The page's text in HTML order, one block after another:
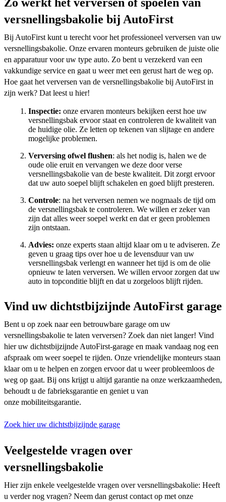
versnellingsbakolie bij AutoFirst
Bij AutoFirst kunt u terecht voor het professioneel verversen van uw
versnellingsbakolie. Onze ervaren monteurs gebruiken de juiste olie
en apparatuur voor uw type auto. Zo bent u verzekerd van een
vakkundige service en gaat u weer met een gerust hart de weg op.
Hoe gaat het verversen van de versnellingsbakolie bij AutoFirst in
zijn werk? Dat leest u hier!
Inspectie: onze ervaren monteurs bekijken eerst hoe uw
versnellingsbak ervoor staat en controleren de kwaliteit van
de huidige olie. Ze letten op tekenen van slijtage en andere
mogelijke problemen.
Verversing ofwel flushen: als het nodig is, halen we de
oude olie eruit en vervangen we deze door verse
versnellingsbakolie van de beste kwaliteit. Dit zorgt ervoor
dat uw auto soepel blijft schakelen en goed blijft presteren.
Controle: na het verversen nemen we nogmaals de tijd om
de versnellingsbak te controleren. We willen er zeker van
zijn dat alles weer soepel werkt en dat er geen problemen
zijn ontstaan.
Advies: onze experts staan altijd klaar om u te adviseren. Ze
geven u graag tips over hoe u de levensduur van uw
versnellingsbak verlengt en wanneer het tijd is om de olie
opnieuw te laten verversen. We willen ervoor zorgen dat uw
auto in topconditie blijft en dat u zorgeloos blijft rijden.
Vind uw dichtstbijzijnde AutoFirst garage
Bent u op zoek naar een betrouwbare garage om uw
versnellingsbakolie te laten verversen? Zoek dan niet langer! Vind
hier uw dichtstbijzijnde AutoFirst-garage en maak vandaag nog een
afspraak om weer soepel te rijden. Onze vriendelijke monteurs staan
klaar om u te helpen en zorgen ervoor dat u weer probleemloos de
weg op gaat. Bij ons krijgt u altijd garantie na onze werkzaamheden,
behoudt u de fabrieksgarantie en geniet u van
onze mobiliteitsgarantie.
Zoek hier uw dichtstbijzijnde garage
Veelgestelde vragen over
versnellingsbakolie
Hier zijn enkele veelgestelde vragen over versnellingsbakolie: Heeft
u verder nog vragen? Neem dan gerust contact op met onze